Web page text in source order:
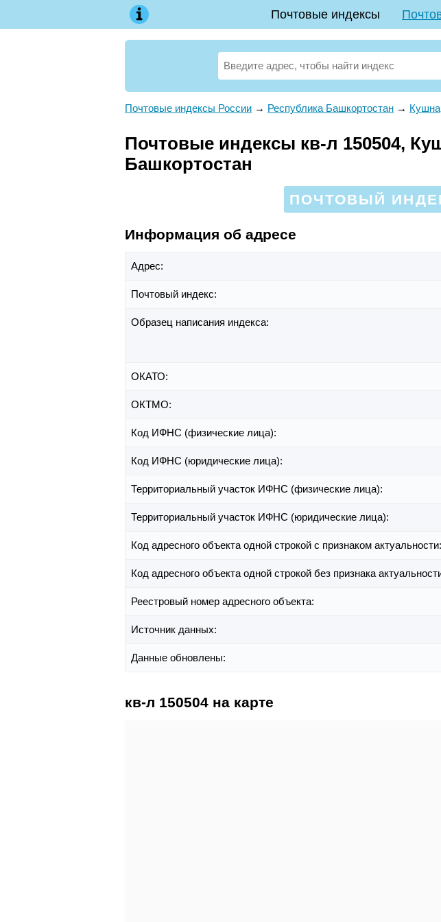
Почтовые индексы
Почтовые индексы России → Республика Башкортостан →
Почтовые индексы кв-л 150504,
Башкортостан
ПОЧТОВЫЙ
Информация об адресе
Адрес:
Почтовый индекс:
Образец написания индекса:
ОКАТО:
ОКТМО:
Код ИФНС (физические лица):
Код ИФНС (юридические лица):
Территориальный участок ИФНС (физические лица):
Территориальный участок ИФНС (юридические лица):
Код адресного объекта одной строкой с признаком актуальности:
Код адресного объекта одной строкой без признака
Реестровый номер адресного объекта:
Источник данных:
Данные обновлены:
кв-л 150504 на карте